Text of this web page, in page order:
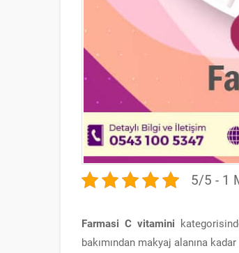
5/5 - 1
Farmasi C vitamini
bakımından makyaj alanına